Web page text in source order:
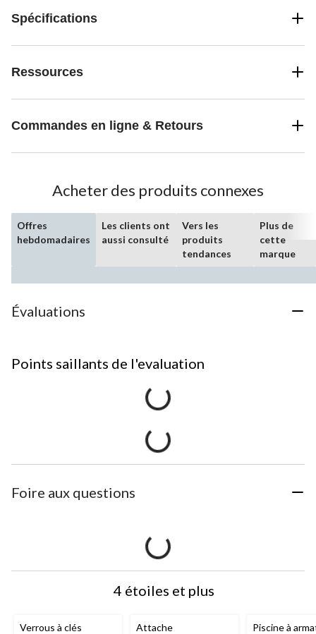
Spécifications
Ressources
Commandes en ligne & Retours
Acheter des produits connexes
Offres
hebdomadaires
Les clients ont
aussi consulté
Vers les
produits
tendances
Plus de
cette
marque
Évaluations
Points saillants de l'evaluation
Foire aux questions
4 étoiles et plus
Verrous à clés
Attache
Piscine à